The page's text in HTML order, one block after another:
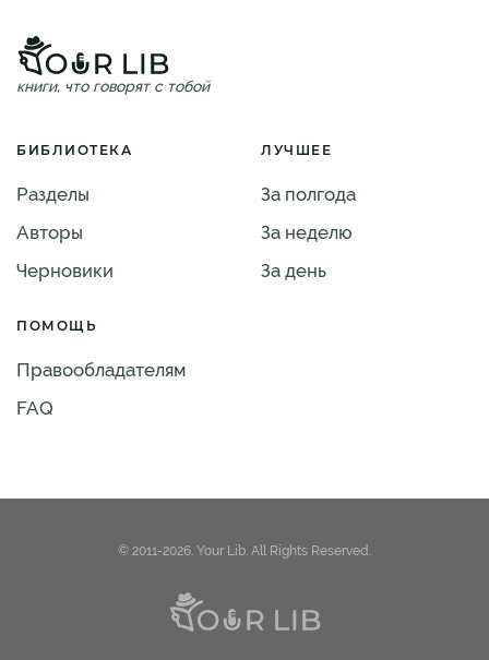
книги, что говорят с тобой
БИБЛИОТЕКА
Разделы
Авторы
Черновики
ЛУЧШЕЕ
За полгода
За неделю
За день
ПОМОЩЬ
Правообладателям
FAQ
© 2011-2026. Your Lib. All Rights Reserved.